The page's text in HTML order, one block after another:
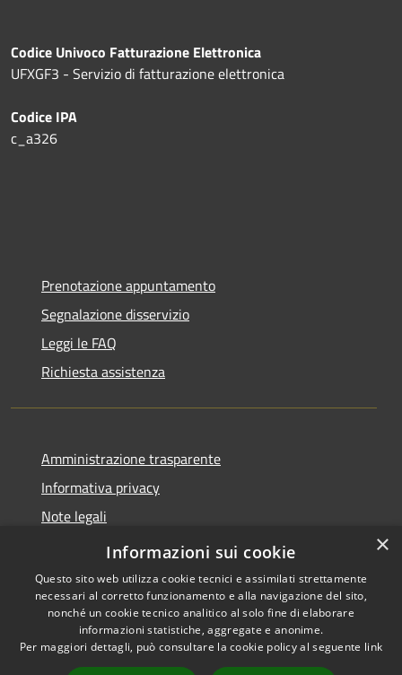
Codice Univoco Fatturazione Elettronica
UFXGF3 - Servizio di fatturazione elettronica
Codice IPA
c_a326
Prenotazione appuntamento
Segnalazione disservizio
Leggi le FAQ
Richiesta assistenza
Amministrazione trasparente
Informativa privacy
Note legali
Dichiarazione di accessibilità
Accessibilità
Copyright © 2026 • Comune di
Aosta • Powered by
×
Informazioni sui cookie
Questo sito web utilizza cookie tecnici e assimilati strettamente
necessari al corretto funzionamento e alla navigazione del sito,
nonché un cookie tecnico analitico al solo fine di elaborare
informazioni statistiche, aggregate e anonime.
Per maggiori dettagli, può consultare la cookie policy al seguente link